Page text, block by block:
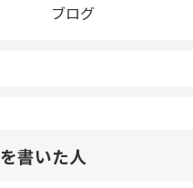
ブログ
書いた人